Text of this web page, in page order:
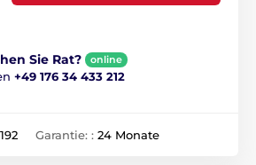
Sie Rat? online
+49 176 34 433 212
Garantie: : 24 Monate